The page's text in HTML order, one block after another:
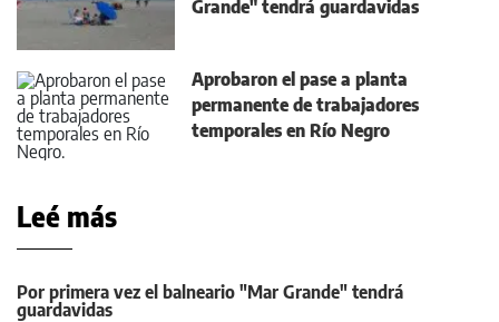
Grande" tendrá guardavidas
Aprobaron el pase a planta
permanente de trabajadores
temporales en Río Negro
Leé más
Por primera vez el balneario "Mar Grande" tendrá
guardavidas